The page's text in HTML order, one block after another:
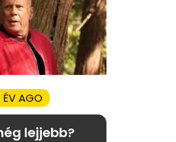
ÉV AGO
lejjebb?